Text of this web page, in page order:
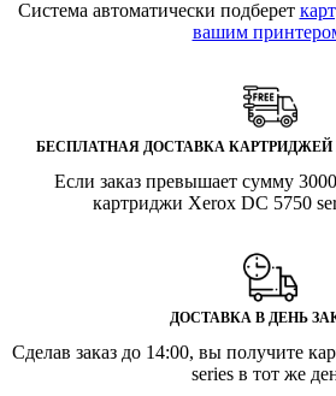
Система автоматически подберет
вашим
БЕСПЛАТНАЯ ДОСТАВКА КАРТРИДЖЕЙ
Если заказ превышает сумму
картриджи Xerox DC 5750
ДОСТАВКА В ДЕНЬ
Сделав заказ до 14:00, вы получите
series в тот же